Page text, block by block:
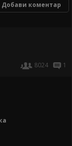
Добави коментар
8024
1